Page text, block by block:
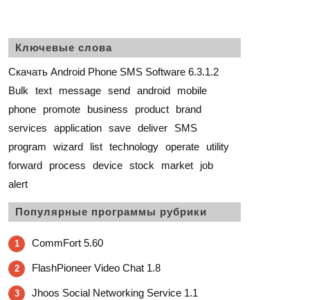
Ключевые слова
Скачать Android Phone SMS Software 6.3.1.2
Bulk
text message send android
mobile
phone
promote business product
brand
services
application save deliver
SMS
program
wizard list technology operate
utility
forward
process device stock market
job
alert
Популярные программы рубрики
1 CommFort 5.60
2 FlashPioneer Video Chat 1.8
3 Jhoos Social Networking Service 1.1